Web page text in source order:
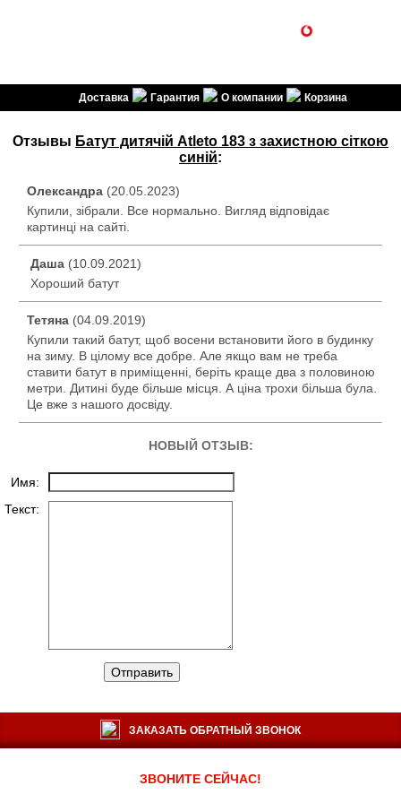
Доставка Гарантия О компании Корзина
Отзывы Батут дитячій Atleto 183 з захистною сіткою
синій:
Олександра(20.05.2023)
Купили, зібрали. Все нормально. Вигляд відповідає
картинці на сайті.
Даша(10.09.2021)
Хороший батут
Тетяна(04.09.2019)
Купили такий батут, щоб восени встановити його в будинку
на зиму. В цілому все добре. Але якщо вам не треба
ставити батут в приміщенні, беріть краще два з половиною
метри. Дитині буде більше місця. А ціна трохи більша була.
Це вже з нашого досвіду.
НОВЫЙ ОТЗЫВ:
Имя:
Текст:
Отправить
ЗАКАЗАТЬ ОБРАТНЫЙ ЗВОНОК
ЗВОНИТЕ СЕЙЧАС!